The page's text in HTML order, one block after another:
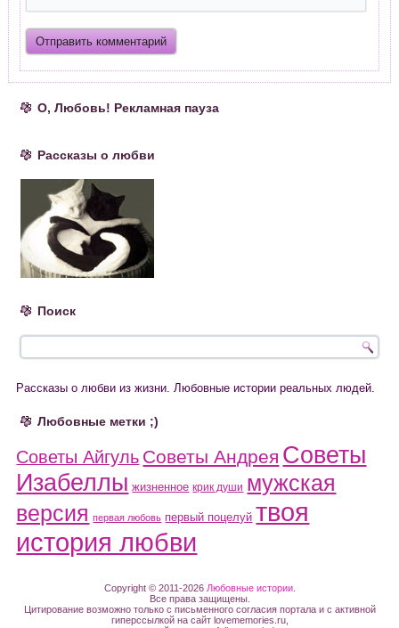
О, Любовь! Рекламная пауза
Рассказы о любви
Поиск
Рассказы о любви из жизни. Любовные истории реальных людей.
Любовные метки ;)
Советы Айгуль Советы Андрея Советы
Изабеллы жизненное крик души мужская
версия первая любовь первый поцелуй твоя
история любви
Copyright © 2011-2026 Любовные истории.
Все права защищены.
Цитирование возможно только с письменного согласия портала и с активной
гиперссылкой на сайт lovememories.ru,